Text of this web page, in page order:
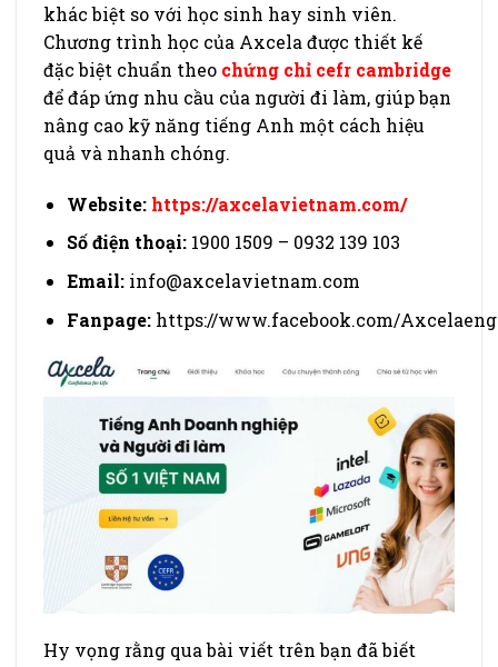
khác biệt so với học sinh hay sinh viên.
Chương trình học của Axcela được thiết kế
đặc biệt chuẩn theo chứng chỉ cefr cambridge
để đáp ứng nhu cầu của người đi làm, giúp bạn
nâng cao kỹ năng tiếng Anh một cách hiệu
quả và nhanh chóng.
Website: https://axcelavietnam.com/
Số điện thoại:1900 1509 – 0932 139 103
Email: info@axcelavietnam.com
Fanpage:https://www.facebook.com/
Hy vọng rằng qua bài viết trên bạn đã biết